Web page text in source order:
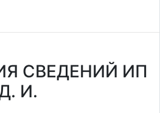
СВЕДЕНИЙ ИП
И.